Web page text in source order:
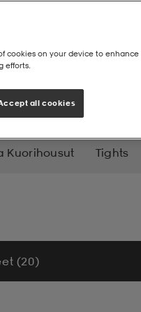
Kuorihousut Tights
(20)
cookies on your device to enhance
efforts.
all cookies